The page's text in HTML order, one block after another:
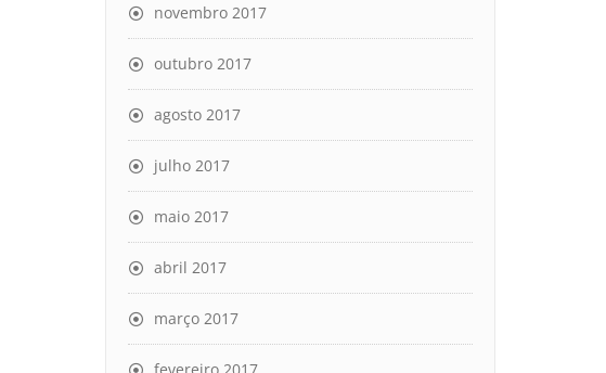
novembro 2017
outubro 2017
agosto 2017
julho 2017
maio 2017
abril 2017
março 2017